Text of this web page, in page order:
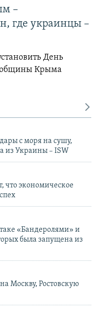
–
где украинцы –
День
общины Крыма
с моря на сушу,
из Украины – ISW
что экономическое
«Бандеролями» и
была запущена из
Москву, Ростовскую